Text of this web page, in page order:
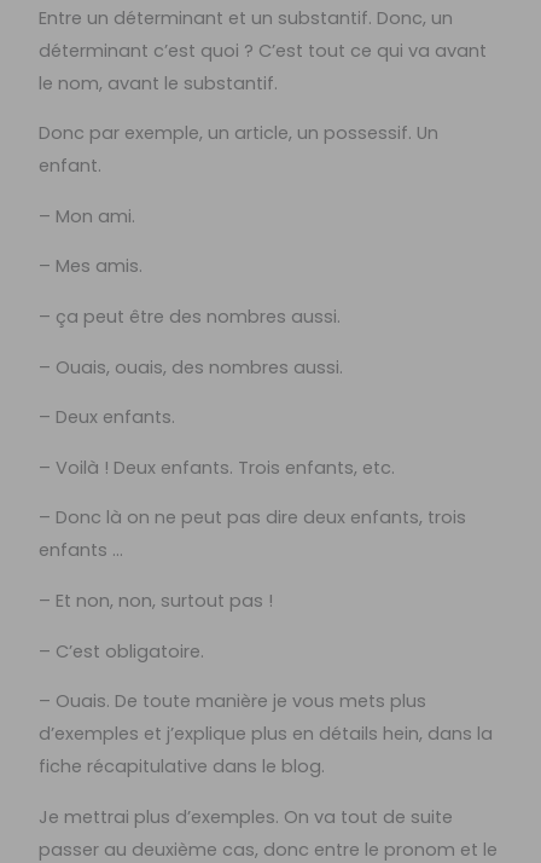
Entre un déterminant et un substantif. Donc, un
déterminant c’est quoi ? C’est tout ce qui va avant
le nom, avant le substantif.
Donc par exemple, un article, un possessif. Un
enfant.
– Mon ami.
– Mes amis.
– ça peut être des nombres aussi.
– Ouais, ouais, des nombres aussi.
– Deux enfants.
– Voilà ! Deux enfants. Trois enfants, etc.
– Donc là on ne peut pas dire deux enfants, trois
enfants …
– Et non, non, surtout pas !
– C’est obligatoire.
– Ouais. De toute manière je vous mets plus
d’exemples et j’explique plus en détails hein, dans la
fiche récapitulative dans le blog.
Je mettrai plus d’exemples. On va tout de suite
passer au deuxième cas, donc entre le pronom et le